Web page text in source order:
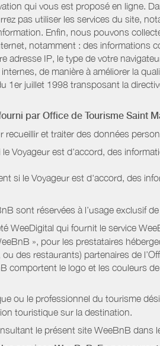
qui vous est proposé en ligne.
pas utiliser les services du site,
Enfin, nous pouvons
notamment : des informations
adresse IP, le type de votre
de manière à améliorer la
1er juillet 1998 transposant la
par Office de Tourisme Saint
et traiter des données
Voyageur est d'accord, des
si le Voyageur est d'accord, des
sont réservées à l’usage exclusif
WeeDigital qui fournit le service
», pour les prestataires
des restaurants) partenaires de
comportent le logo et les couleurs
ou le professionnel du tourisme
touristique sur la destination.
le présent site WeeBnB dans